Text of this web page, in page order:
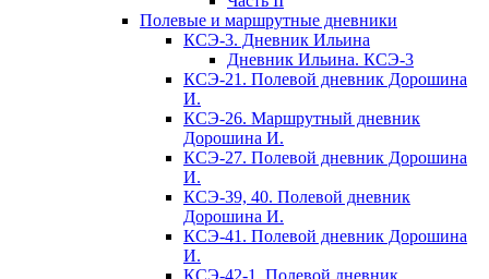
Полевые и маршрутные дневники
КСЭ-3. Дневник Ильина
Дневник Ильина. КСЭ-3
КСЭ-21. Полевой дневник Дорошина
И.
КСЭ-26. Маршрутный дневник
Дорошина И.
КСЭ-27. Полевой дневник Дорошина
И.
КСЭ-39, 40. Полевой дневник
Дорошина И.
КСЭ-41. Полевой дневник Дорошина
И.
КСЭ-42-1. Полевой дневник